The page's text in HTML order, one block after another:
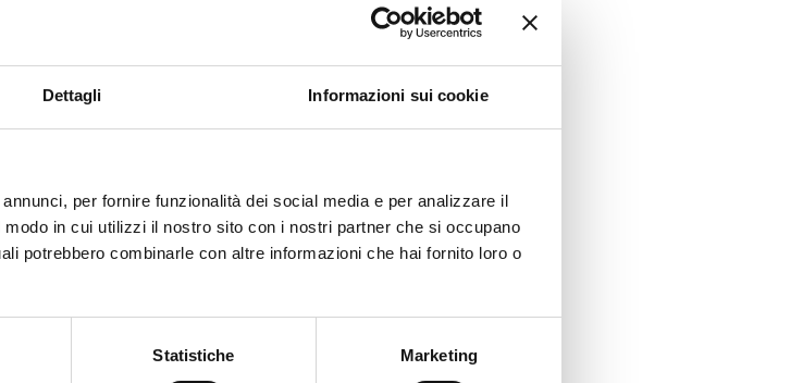
Dettagli Informazioni sui cookie
per fornire funzionalità dei social media e per analizzare il
in cui utilizzi il nostro sito con i nostri partner che si occupano
potrebbero combinarle con altre informazioni che hai fornito loro o
Statistiche Marketing
non è più disponibile.